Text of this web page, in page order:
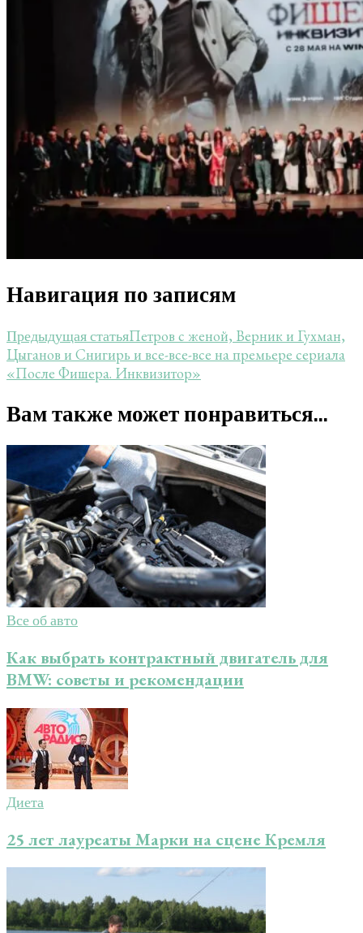
Навигация по записям
Предыдущая статьяПетров с женой, Верник и Гухман,
Цыганов и Снигирь и все-все-все на премьере сериала
«После Фишера. Инквизитор»
Вам также может понравиться...
Все об авто
Как выбрать контрактный двигатель для
BMW: советы и рекомендации
Диета
25 лет лауреаты Марки на сцене Кремля